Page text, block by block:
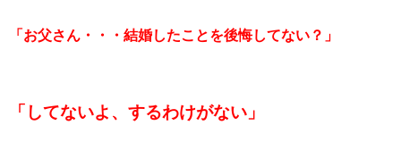
「お父さん・・・結婚したことを後悔してない？」
「してないよ、するわけがない」